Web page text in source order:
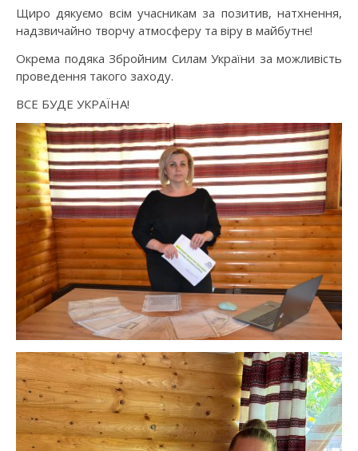
Щиро дякуємо всім учасникам за позитив, натхнення,
надзвичайно творчу атмосферу та віру в майбутнє!
Окрема подяка Збройним Силам України за можливість
проведення такого заходу.
ВСЕ БУДЕ УКРАЇНА!